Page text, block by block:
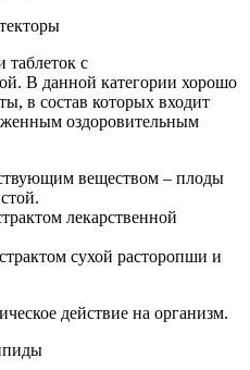
с
В данной категории хорошо
в состав которых входит
оздоровительным
веществом – плоды
лекарственной
сухой расторопши и
действие на организм.